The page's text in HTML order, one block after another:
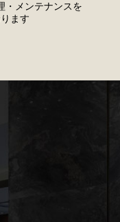
・メンテナンスを
ます